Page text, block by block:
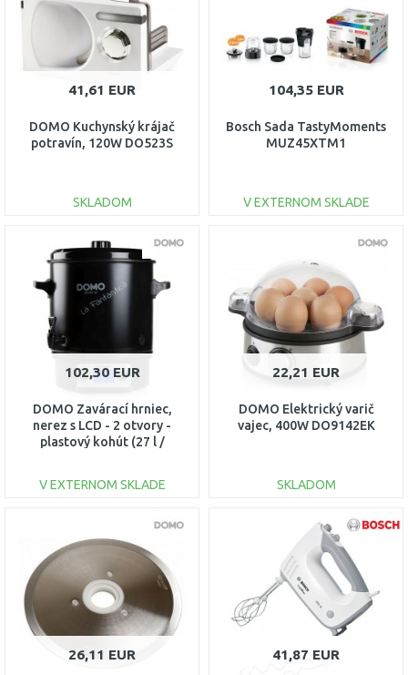
41,61 EUR
DOMO Kuchynský krájač
potravín, 120W DO523S
SKLADOM
DO KOŠÍKA
104,35 EUR
Bosch Sada TastyMoments
MUZ45XTM1
V EXTERNOM SKLADE
Porovnať
102,30 EUR
DOMO Zavárací hrniec,
nerez s LCD - 2 otvory -
plastový kohút (27 l /
V EXTERNOM SKLADE
22,21 EUR
DOMO Elektrický varič
vajec, 400W DO9142EK
SKLADOM
DO KOŠÍKA
Porovnať
26,11 EUR 41,87 EUR